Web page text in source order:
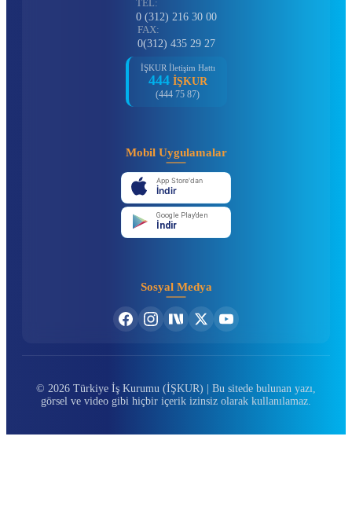
TEL:
0 (312) 216 30 00
FAX:
0(312) 435 29 27
İŞKUR İletişim Hattı
444 İŞKUR
(444 75 87)
Mobil Uygulamalar
App Store'dan
İndir
Google Play'den
İndir
Sosyal Medya
© 2026 Türkiye İş Kurumu (İŞKUR) | Bu sitede bulunan yazı,
görsel ve video gibi hiçbir içerik izinsiz olarak kullanılamaz.